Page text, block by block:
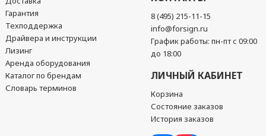
Гарантия
Техподдержка
Драйвера и инструкции
Лизинг
Аренда оборудования
Каталог по брендам
Словарь терминов
8 (495) 215-11-15
info@forsign.ru
График работы: пн-пт с 09:00
до 18:00
ЛИЧНЫЙ КАБИНЕТ
Корзина
Состояние заказов
История заказов